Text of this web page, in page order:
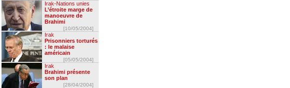
Irak-Nations unies
L’étroite marge de
manoeuvre de
Brahimi
[10/05/2004]
Irak
Prisonniers torturés
: le malaise
américain
[05/05/2004]
Irak
Brahimi présente
son plan
[28/04/2004]